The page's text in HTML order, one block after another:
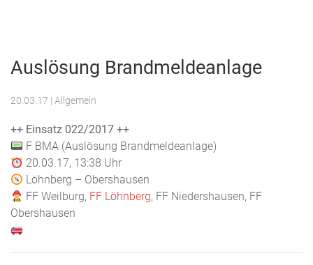
Feuerwehr
Auslösung Brandmeldeanlage
20.03.17 | Allgemein
++ Einsatz 022/2017 ++
F BMA (Auslösung Brandmeldeanlage)
20.03.17, 13:38 Uhr
Löhnberg – Obershausen
FF Weilburg, FF Löhnberg, FF Niedershausen, FF
Obershausen